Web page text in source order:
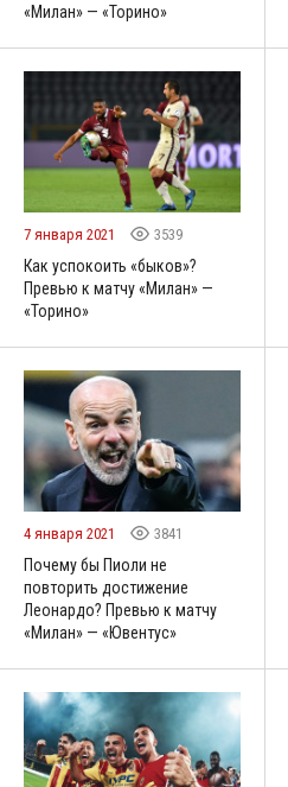
«Милан» — «Торино»
7 января 2021 3539
Как успокоить «быков»?
Превью к матчу «Милан» —
«Торино»
4 января 2021 3841
Почему бы Пиоли не
повторить достижение
Леонардо? Превью к матчу
«Милан» — «Ювентус»